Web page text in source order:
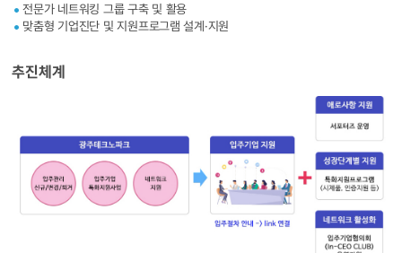
전문가 네트워킹 그룹 구축 및 활용
맞춤형 기업진단 및 지원프로그램 설계·지원
추진체계